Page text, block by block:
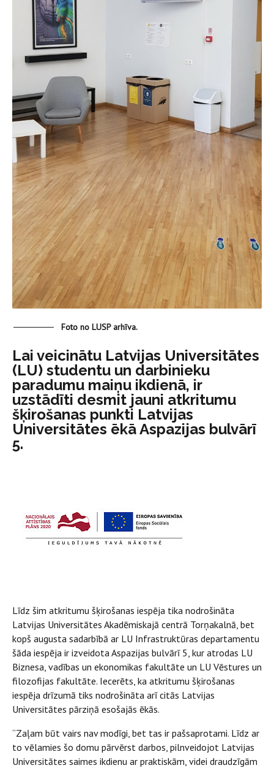
Foto no LUSP arhīva.
Lai veicinātu Latvijas Universitātes
(LU) studentu un darbinieku
paradumu maiņu ikdienā, ir
uzstādīti desmit jauni atkritumu
šķirošanas punkti Latvijas
Universitātes ēkā Aspazijas bulvārī
5.
Līdz šim atkritumu šķirošanas iespēja tika nodrošināta
Latvijas Universitātes Akadēmiskajā centrā Torņakalnā, bet
kopš augusta sadarbībā ar LU Infrastruktūras departamentu
šāda iespēja ir izveidota Aspazijas bulvārī 5, kur atrodas LU
Biznesa, vadības un ekonomikas fakultāte un LU Vēstures un
filozofijas fakultāte. Iecerēts, ka atkritumu šķirošanas
iespēja drīzumā tiks nodrošināta arī citās Latvijas
Universitātes pārziņā esošajās ēkās.
“Zaļam būt vairs nav modīgi, bet tas ir pašsaprotami. Līdz ar
to vēlamies šo domu pārvērst darbos, pilnveidojot Latvijas
Universitātes saimes ikdienu ar praktiskām, videi draudzīgām